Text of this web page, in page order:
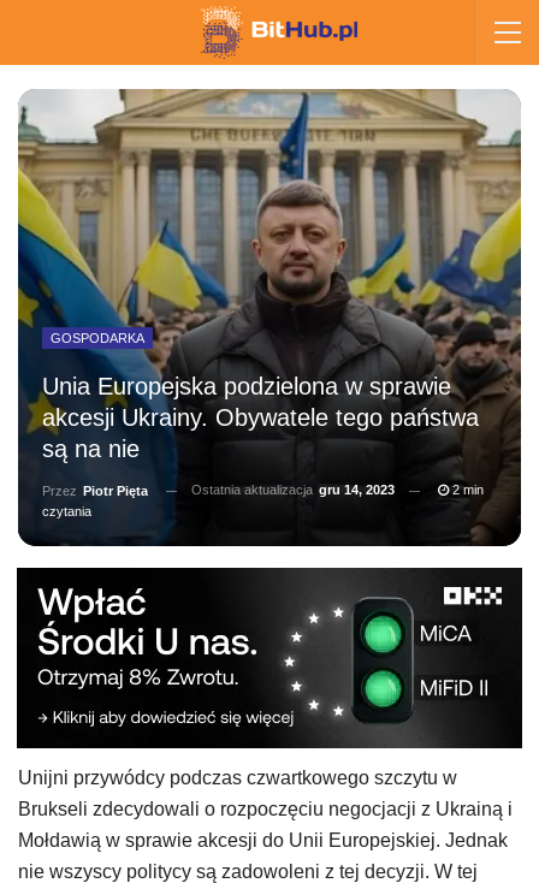
GOSPODARKA
Unia Europejska podzielona w sprawie
akcesji Ukrainy. Obywatele tego państwa
są na nie
Przez Piotr Pięta Ostatnia aktualizacja gru 14, 2023
2 min
czytania
Unijni przywódcy podczas czwartkowego szczytu w
Brukseli zdecydowali o rozpoczęciu negocjacji z Ukrainą i
Mołdawią w sprawie akcesji do Unii Europejskiej. Jednak
nie wszyscy politycy są zadowoleni z tej decyzji. W tej